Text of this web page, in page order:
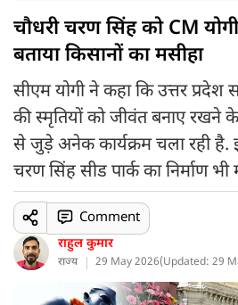
चौधरी चरण सिंह को CM
बताया किसानों का मसीहा
सीएम योगी ने कहा कि उत्तर प्रदेश
की स्मृतियों को जीवंत बनाए रखने
से जुड़े अनेक कार्यक्रम चला रही
चरण सिंह सीड पार्क का निर्माण भी
राहुल कुमार
राज्य 29 May 2026(Updated: 29
Comment